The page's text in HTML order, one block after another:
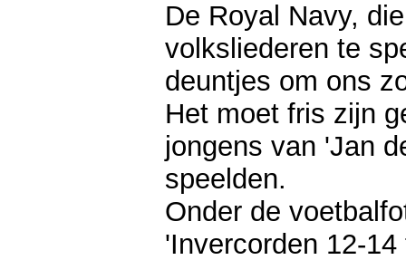
De Royal Navy,
volksliederen te
deuntjes om ons
Het moet fris zijn
jongens van 'Jan
speelden.
Onder de
'Invercorden 12-